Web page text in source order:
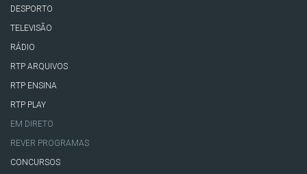
DESPORTO
TELEVISÃO
RÁDIO
RTP ARQUIVOS
RTP ENSINA
RTP PLAY
EM DIRETO
REVER PROGRAMAS
CONCURSOS